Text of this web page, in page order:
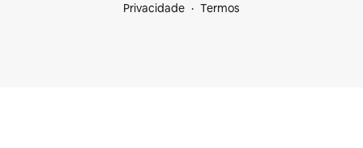
Privacidade
Termos